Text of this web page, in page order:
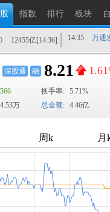
指数 排行 板块
12455亿[14:36]
14:35 裕
14:35
万通
ST加加
14:34
深股通 融 8.21
换手率: 5.71%
TTM
万 总金额: 4.46亿